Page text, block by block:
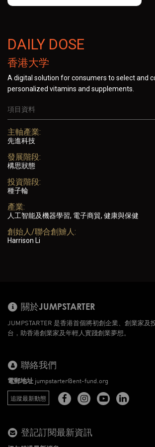
DAILY DOSE
香港大学
A digital solution for consumers to select and
personalized vitamins and supplements.
項目資料
主軸產業:
先進科技
發展階段:
構思狀態
投資階段:
種子輪
產業:
人工智能及機器學習, 電子商貿, 健康與保健
創始人/聯合創辧人:
Harrison Li
關於JUMPSTARTER
JUMPSTARTER 是香港首個將初創企業、創業家及
台，助香港創業家及年輕人實踐創業夢想。
聯絡我們
電郵地址 jumpstarter@ent-fund.org
追蹤最新動態
登記訂閱最新資訊